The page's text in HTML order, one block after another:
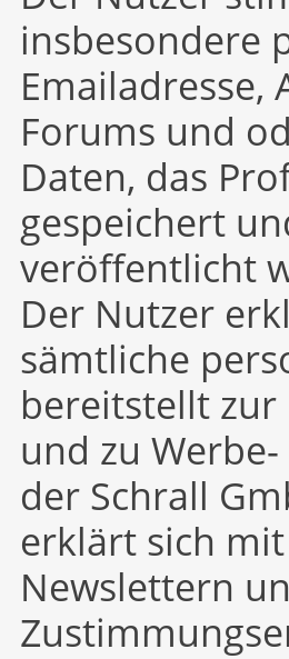
insbesondere
Emailadresse,
Forums und
Daten, das
gespeichert
veröffentlicht
Der Nutzer
sämtliche
bereitstellt zur
und zu
der Schrall
erklärt sich
Newslettern